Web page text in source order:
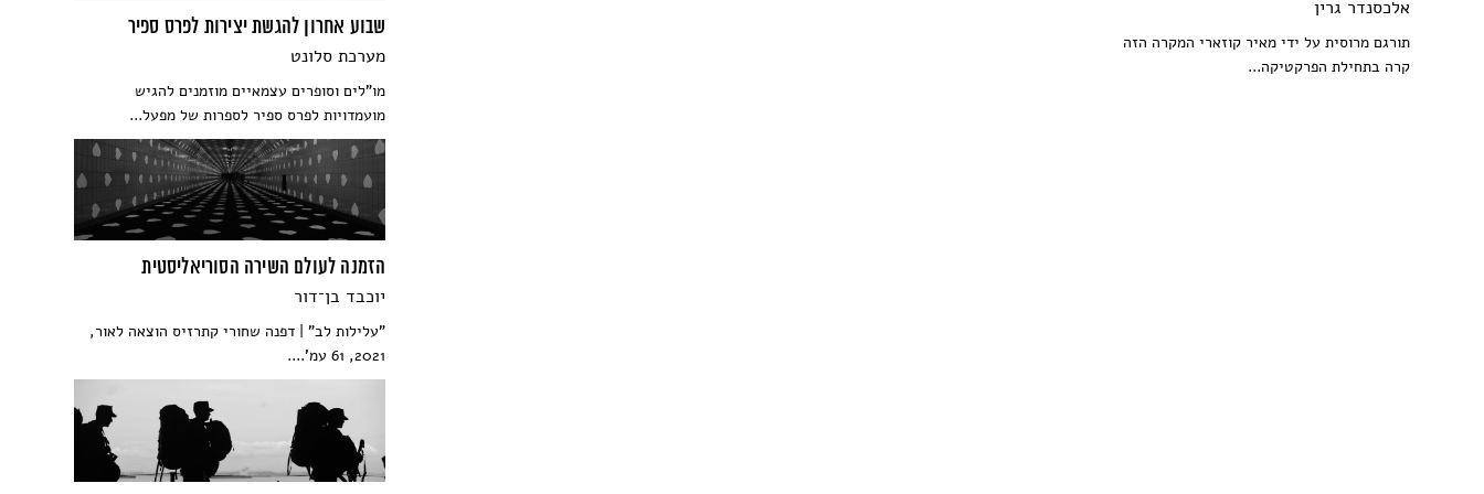
שבוע אחרון להגשת יצירות לפרס ספיר
מערכת סלונט
מו"לים וסופרים עצמאיים מוזמנים להגיש
מועמדויות לפרס ספיר לספרות של מפעל...
הזמנה לעולם השירה הסוריאליסטית
יוכבד בן־דור
"עלילות לב" | דפנה שחורי קתרזיס הוצאה לאור,
2021, 61 עמ'....
אלכסנדר גרין
תורגם מרוסית על ידי מאיר קוזארי המקרה הזה
קרה בתחילת הפרקטיקה...